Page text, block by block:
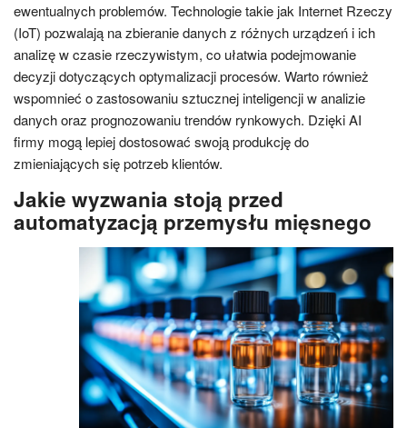
ewentualnych problemów. Technologie takie jak Internet Rzeczy
(IoT) pozwalają na zbieranie danych z różnych urządzeń i ich
analizę w czasie rzeczywistym, co ułatwia podejmowanie
decyzji dotyczących optymalizacji procesów. Warto również
wspomnieć o zastosowaniu sztucznej inteligencji w analizie
danych oraz prognozowaniu trendów rynkowych. Dzięki AI
firmy mogą lepiej dostosować swoją produkcję do
zmieniających się potrzeb klientów.
Jakie wyzwania stoją przed
automatyzacją przemysłu mięsnego